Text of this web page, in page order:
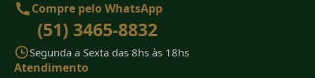
Compre pelo WhatsApp
(51) 3465-8832
Segunda a Sexta das 8hs às 18hs
Atendimento